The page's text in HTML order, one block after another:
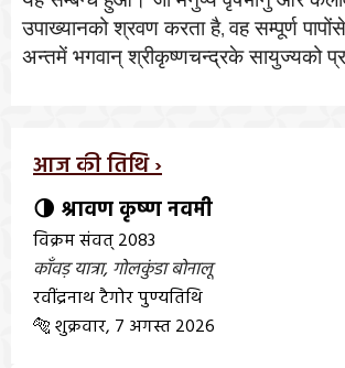
उपाख्यानको श्रवण करता है,वह सम्पूर्ण
अन्तमें भगवान् श्रीकृष्णचन्द्रके सायुज्यको
आज की तिथि ›
🌗 श्रावण कृष्ण नवमी
विक्रम संवत् 2083
काँवड़ यात्रा,गोलकुंडा बोनालू
रवींद्रनाथ टैगोर पुण्यतिथि
🐅 शुक्रवार, 7 अगस्त 2026